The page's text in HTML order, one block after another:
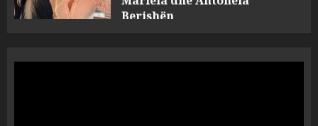
4 MARCH 25, 2025